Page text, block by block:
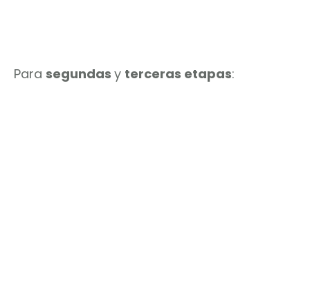
Para segundas y terceras etapas: